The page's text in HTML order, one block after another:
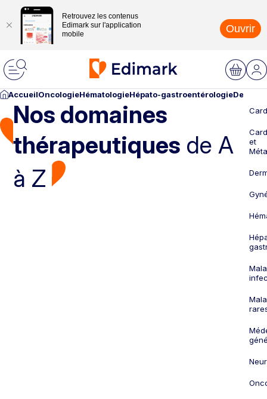
Retrouvez les contenus
Edimark sur l'application
mobile
Ouvrir
AccueilOncologieHématologieHépato-gastroentérologie
Nos domaines
thérapeutiques de A
à Z
et